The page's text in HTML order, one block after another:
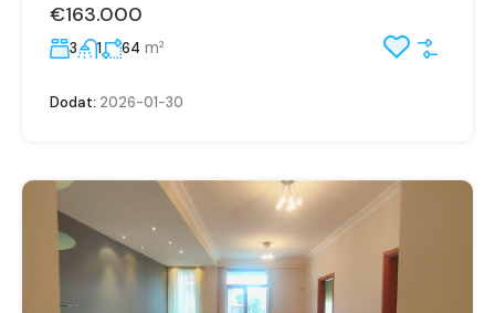
€163.000
3 1 64 m²
Dodat: 2026-01-30